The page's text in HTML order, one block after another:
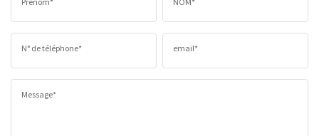
N° de téléphone* email*
Message*